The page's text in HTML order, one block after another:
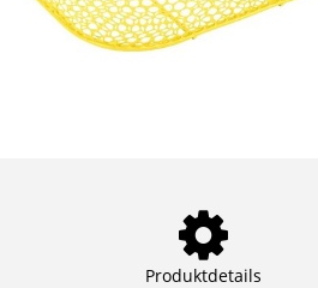
Produktdetails